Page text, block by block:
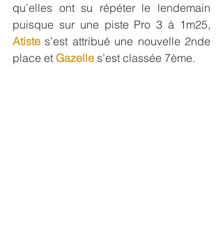
qu’elles ont su répéter le lendemain
Atiste s’est attribué une nouvelle 2nde
place et Gazelle s’est classée 7ème.